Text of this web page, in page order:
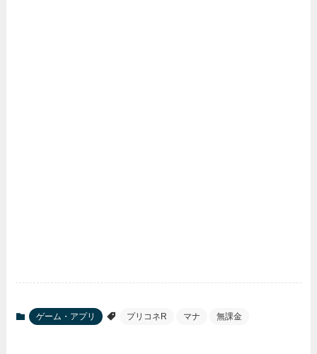
ゲーム・アプリ プリコネR マナ 無課金